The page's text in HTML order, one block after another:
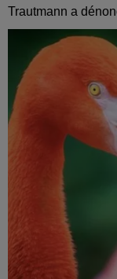
Trautmann a